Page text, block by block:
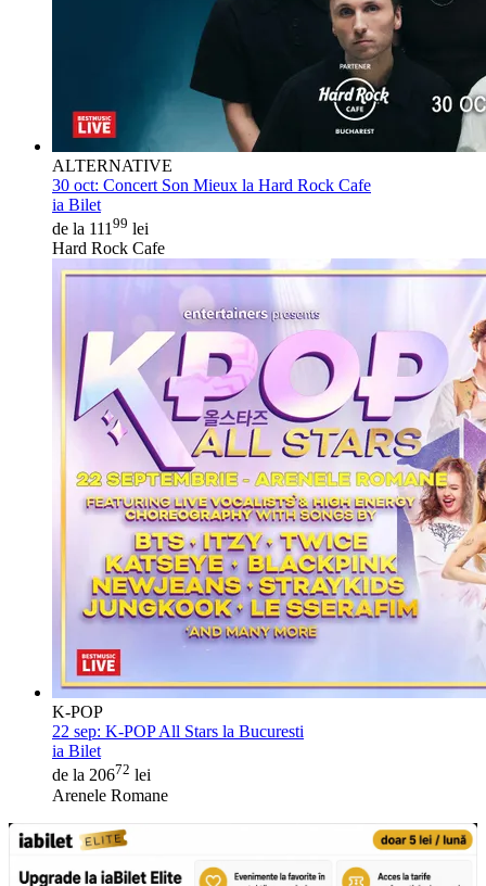
ALTERNATIVE
30 oct: Concert Son Mieux la Hard Rock Cafe
ia Bilet
de la 111 99 lei
Hard Rock Cafe
K-POP
22 sep: K-POP All Stars la Bucuresti
ia Bilet
de la 20672 lei
Arenele Romane